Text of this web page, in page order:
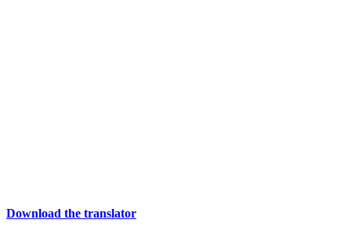
Download the translator